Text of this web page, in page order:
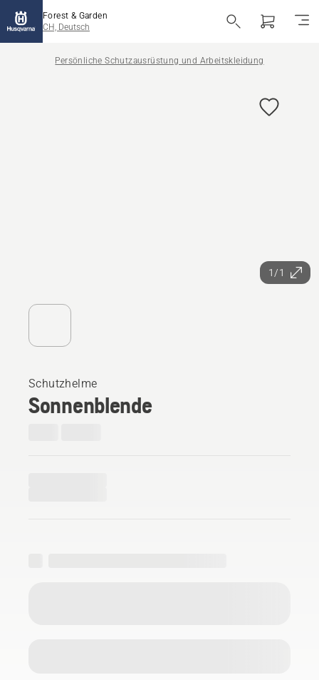
Forest & Garden
CH, Deutsch
Persönliche Schutzausrüstung und Arbeitskleidung
1/1
Schutzhelme
Sonnenblende